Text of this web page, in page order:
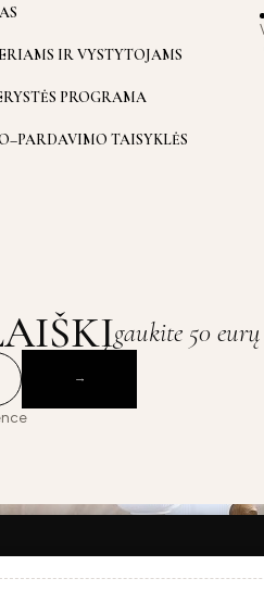
IR VYSTYTOJAMS
PROGRAMA
TAISYKLĖS
gaukite 50